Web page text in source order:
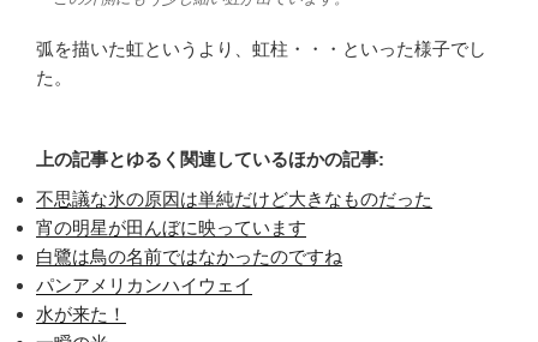
弧を描いた虹というより、虹柱・・・といった様子でし
た。
上の記事とゆるく関連しているほかの記事:
不思議な氷の原因は単純だけど大きなものだった
宵の明星が田んぼに映っています
白鷺は鳥の名前ではなかったのですね
パンアメリカンハイウェイ
水が来た！